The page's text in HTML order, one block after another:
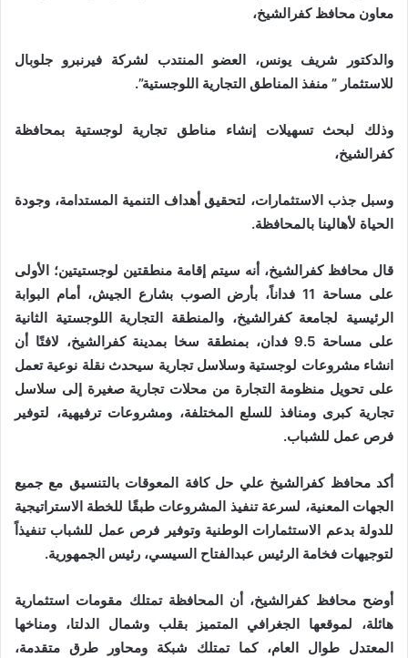
معاون محافظ كفرالشيخ،
والدكتور شريف يونس، العضو المنتدب لشركة فيرنبرو جلوبال
للاستثمار ” منفذ المناطق التجارية اللوجستية”.
وذلك لبحث تسهيلات إنشاء مناطق تجارية لوجستية بمحافظة
كفرالشيخ،
وسبل جذب الاستثمارات، لتحقيق أهداف التنمية المستدامة، وجودة
الحياة لأهالينا بالمحافظة.
قال محافظ كفرالشيخ، أنه سيتم إقامة منطقتين لوجستيتين؛ الأولى
على مساحة 11 فداناً، بأرض الصوب بشارع الجيش، أمام البوابة
الرئيسية لجامعة كفرالشيخ، والمنطقة التجارية اللوجستية الثانية
على مساحة 9.5 فدان، بمنطقة سخا بمدينة كفرالشيخ، لافتًا أن
انشاء مشروعات لوجستية وسلاسل تجارية سيحدث نقلة نوعية تعمل
على تحويل منظومة التجارة من محلات تجارية صغيرة إلى سلاسل
تجارية كبرى ومنافذ للسلع المختلفة، ومشروعات ترفيهية، لتوفير
فرص عمل للشباب.
أكد محافظ كفرالشيخ علي حل كافة المعوقات بالتنسيق مع جميع
الجهات المعنية، لسرعة تنفيذ المشروعات طبقًا للخطة الاستراتيجية
للدولة بدعم الاستثمارات الوطنية وتوفير فرص عمل للشباب تنفيذاً
لتوجيهات فخامة الرئيس عبدالفتاح السيسي، رئيس الجمهورية.
أوضح محافظ كفرالشيخ، أن المحافظة تمتلك مقومات استثمارية
هائلة، لموقعها الجغرافي المتميز بقلب وشمال الدلتا، ومناخها
المعتدل طوال العام، كما تمتلك شبكة ومحاور طرق متقدمة،